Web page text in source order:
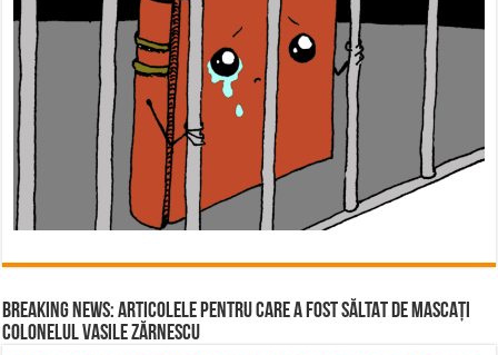
BREAKING NEWS: ARTICOLELE PENTRU CARE A FOST SĂLTAT DE MASCAȚI
COLONELUL VASILE ZĂRNESCU